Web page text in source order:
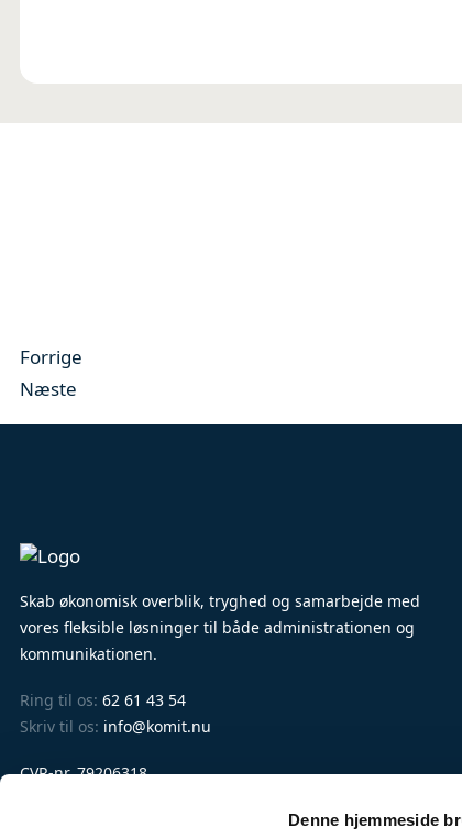
Denne hjemmeside
Forrige
Næste
Skab økonomisk overblik, tryghed og samarbejde med
vores fleksible løsninger til både administrationen og
kommunikationen.
Ring til os: 62 61 43 54
Skriv til os: info@komit.nu
CVR-nr. 79206318